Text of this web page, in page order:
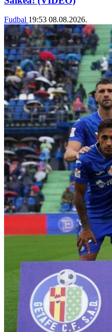
Fudbal 19:53 08.08.2026.